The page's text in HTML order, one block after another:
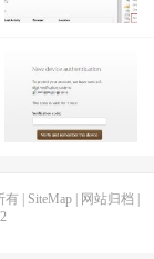
| SiteMap| 网站归档